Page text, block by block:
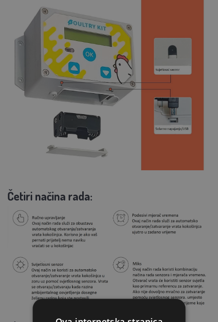
Četiri načina rada: